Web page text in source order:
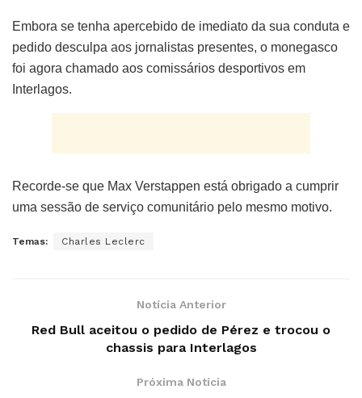
Embora se tenha apercebido de imediato da sua conduta e
pedido desculpa aos jornalistas presentes, o monegasco
foi agora chamado aos comissários desportivos em
Interlagos.
Recorde-se que Max Verstappen está obrigado a cumprir
uma sessão de serviço comunitário pelo mesmo motivo.
Temas: Charles Leclerc
Notícia Anterior
Red Bull aceitou o pedido de Pérez e trocou o
chassis para Interlagos
Próxima Notícia